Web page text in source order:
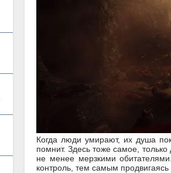
Когда люди умирают, их душа
помнит. Здесь тоже самое,
не менее мерзкими
контроль, тем самым продвигаясь